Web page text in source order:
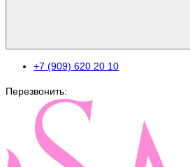
+7 (909) 620 20 10
Перезвонить: